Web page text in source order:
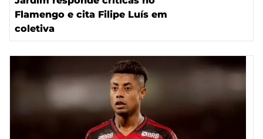
Flamengo e cita Filipe Luís em
coletiva